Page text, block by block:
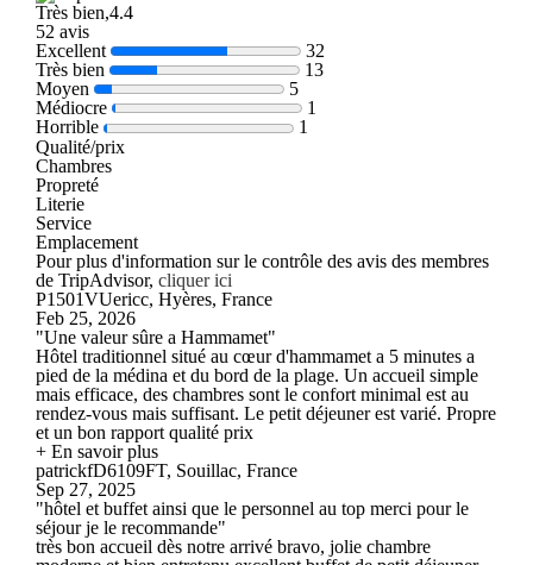
Très bien,4.4
52 avis
Excellent
32
Très bien
13
Moyen
5
Médiocre
1
Horrible
1
Qualité/prix
Chambres
Propreté
Literie
Service
Emplacement
Pour plus d'information sur le contrôle des avis des membres
de TripAdvisor, cliquer ici
P1501VUericc, Hyères, France
Feb 25, 2026
"Une valeur sûre a Hammamet"
Hôtel traditionnel situé au cœur d'hammamet a 5 minutes a
pied de la médina et du bord de la plage. Un accueil simple
mais efficace, des chambres sont le confort minimal est au
rendez-vous mais suffisant. Le petit déjeuner est varié. Propre
et un bon rapport qualité prix
+ En savoir plus
patrickfD6109FT, Souillac, France
Sep 27, 2025
"hôtel et buffet ainsi que le personnel au top merci pour le
séjour je le recommande"
très bon accueil dès notre arrivé bravo, jolie chambre